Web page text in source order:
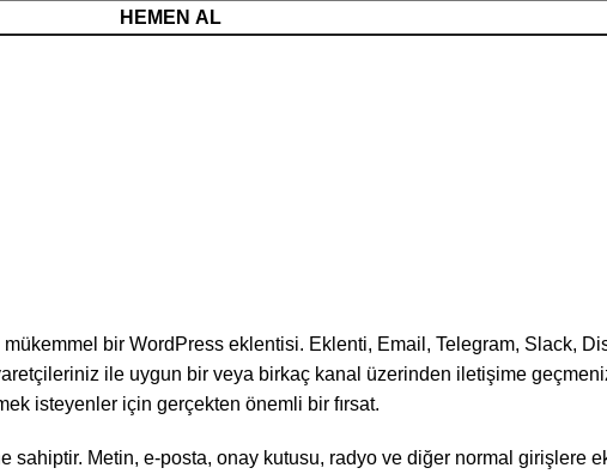
HEMEN AL
bir WordPress eklentisi. Eklenti, Email, Telegram, Slack,
ile uygun bir veya birkaç kanal üzerinden iletişime
isteyenler için gerçekten önemli bir fırsat.
Metin, e-posta, onay kutusu, radyo ve diğer normal girişlere